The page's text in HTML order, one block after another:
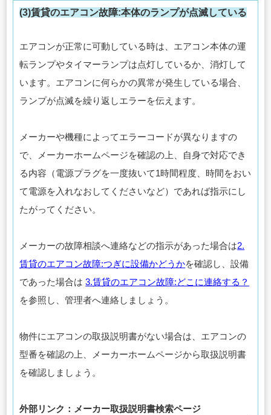
(3)賃貸のエアコン故障:本体のランプが点滅している
エアコンが正常に可動している時は、エアコン本体の運
転ランプやタイマーランプは点灯しているか、消灯して
います。エアコンに何らかの異常が発生している場合、
ランプが点滅を繰り返しエラーを伝えます。
メーカーや機種によってエラーコードが異なりますの
で、メーカーホームページを確認の上、自身で対応でき
る内容（電源プラグを一度抜いて1時間程度、時間をおい
て電源を入れなおしてくださいなど）であれば指示にし
たがってください。
メーカーの故障相談へ連絡などの指示があった場合は2.
賃貸のエアコン故障:つぎに設備かどうかを確認し、設備
であった場合は3.賃貸のエアコン故障:どこに連絡する？
を参照し、管理者へ連絡しましょう。
物件にエアコンの取扱説明書がない場合は、エアコンの
型番を確認の上、メーカーホームページから取扱説明書
を確認しましょう。
外部リンク：メーカー取扱説明書検索ページ